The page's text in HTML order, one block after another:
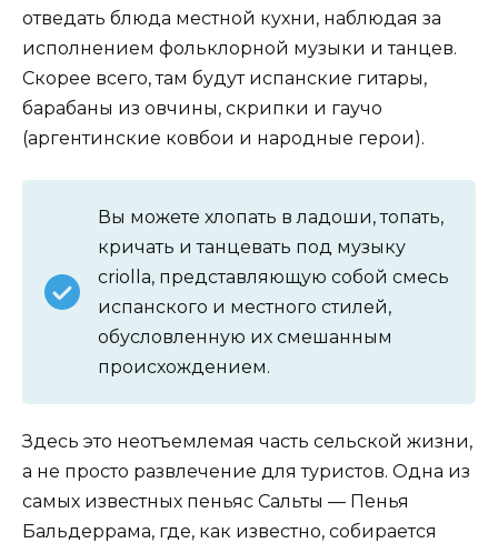
отведать блюда местной кухни, наблюдая за
исполнением фольклорной музыки и танцев.
Скорее всего, там будут испанские гитары,
барабаны из овчины, скрипки и гаучо
(аргентинские ковбои и народные герои).
Вы можете хлопать в ладоши, топать,
кричать и танцевать под музыку
criolla, представляющую собой смесь
испанского и местного стилей,
обусловленную их смешанным
происхождением.
Здесь это неотъемлемая часть сельской жизни,
а не просто развлечение для туристов. Одна из
самых известных пеньяс Сальты — Пенья
Бальдеррама, где, как известно, собирается